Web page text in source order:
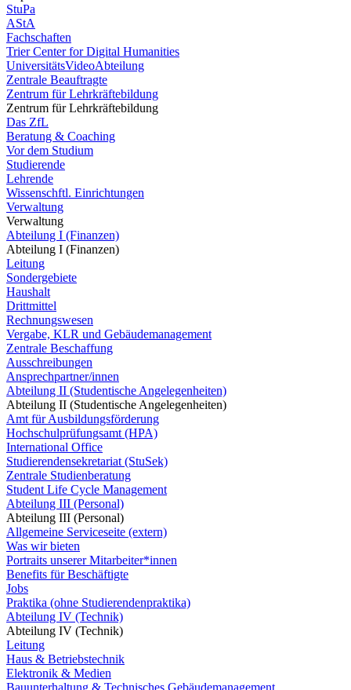
StuPa
AStA
Fachschaften
Trier Center for Digital Humanities
UniversitätsVideoAbteilung
Zentrale Beauftragte
Zentrum für Lehrkräftebildung
Zentrum für Lehrkräftebildung
Das ZfL
Beratung & Coaching
Vor dem Studium
Studierende
Lehrende
Wissenschftl. Einrichtungen
Verwaltung
Verwaltung
Abteilung I (Finanzen)
Abteilung I (Finanzen)
Leitung
Sondergebiete
Haushalt
Drittmittel
Rechnungswesen
Vergabe, KLR und Gebäudemanagement
Zentrale Beschaffung
Ausschreibungen
Ansprechpartner/innen
Abteilung II (Studentische Angelegenheiten)
Abteilung II (Studentische Angelegenheiten)
Amt für Ausbildungsförderung
Hochschulprüfungsamt (HPA)
International Office
Studierendensekretariat (StuSek)
Zentrale Studienberatung
Student Life Cycle Management
Abteilung III (Personal)
Abteilung III (Personal)
Allgemeine Serviceseite (extern)
Was wir bieten
Portraits unserer Mitarbeiter*innen
Benefits für Beschäftigte
Jobs
Praktika (ohne Studierendenpraktika)
Abteilung IV (Technik)
Abteilung IV (Technik)
Leitung
Haus & Betriebstechnik
Elektronik & Medien
Bauunterhaltung & Technisches Gebäudemanagement